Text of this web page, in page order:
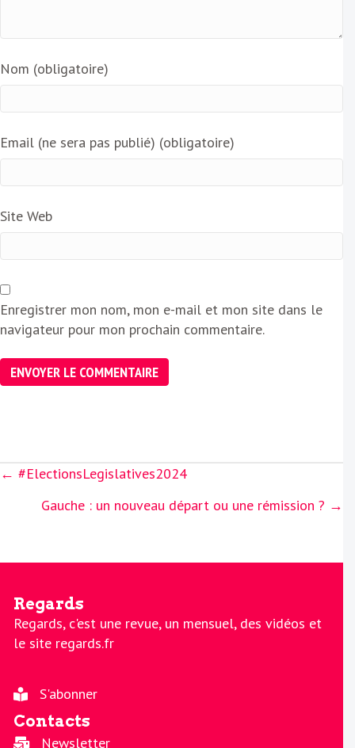
Nom (obligatoire)
Email (ne sera pas publié) (obligatoire)
Site Web
Enregistrer mon nom, mon e-mail et mon site dans le
navigateur pour mon prochain commentaire.
Posts
← #ElectionsLegislatives2024
Gauche : un nouveau départ ou une rémission ? →
Regards
Regards, c'est une revue, un mensuel, des vidéos et
le site regards.fr
S'abonner
Contacts
Newsletter